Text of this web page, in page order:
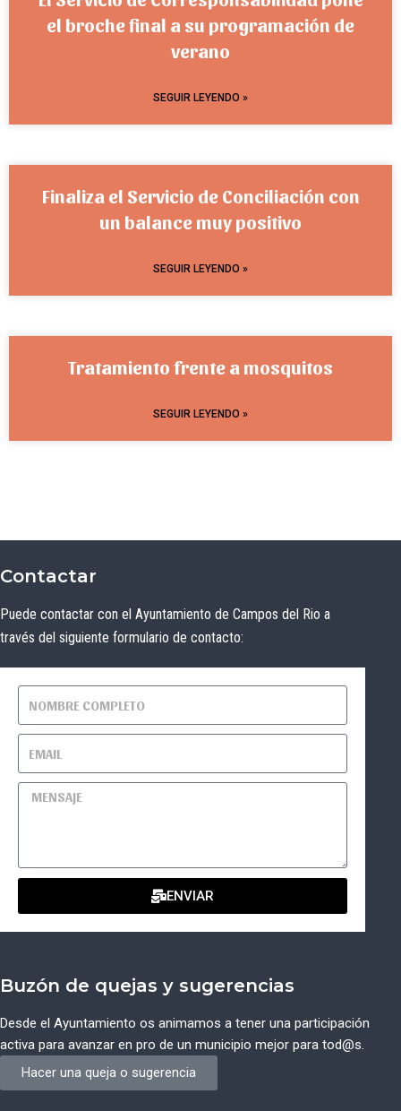
el broche final a su programación de
verano
SEGUIR LEYENDO »
Finaliza el Servicio de Conciliación con
un balance muy positivo
SEGUIR LEYENDO »
Tratamiento frente a mosquitos
SEGUIR LEYENDO »
Contactar
Puede contactar con el Ayuntamiento de Campos del Rio a
través del siguiente formulario de contacto:
ENVIAR
Buzón de quejas y sugerencias
Desde el Ayuntamiento os animamos a tener una participación
activa para avanzar en pro de un municipio mejor para tod@s.
Hacer una queja o sugerencia